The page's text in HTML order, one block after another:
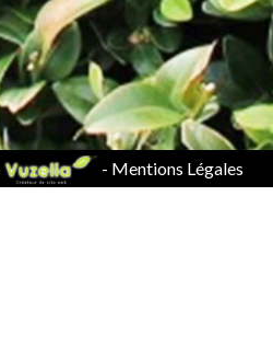
- Mentions Légales